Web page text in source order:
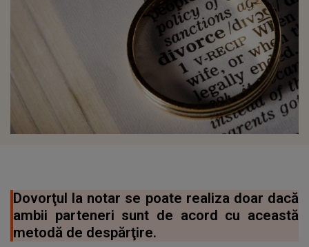
Dovorţul la notar se poate realiza doar dacă
ambii parteneri sunt de acord cu această
metodă de despărţire.